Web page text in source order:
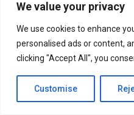
We value your privacy
We use cookies to enhance
personalised ads or content,
clicking "Accept All", you
Customise
Adverteren
Donaties
© 2026 MENDT